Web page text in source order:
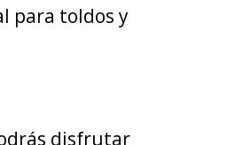
para toldos y
disfrutar